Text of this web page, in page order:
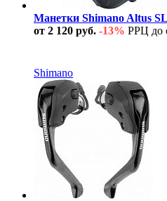
Манетки Shimano Altus
от 2 120 руб. -13% РРЦ до
Shimano